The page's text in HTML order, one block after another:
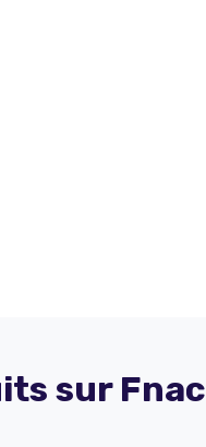
sur Fnac